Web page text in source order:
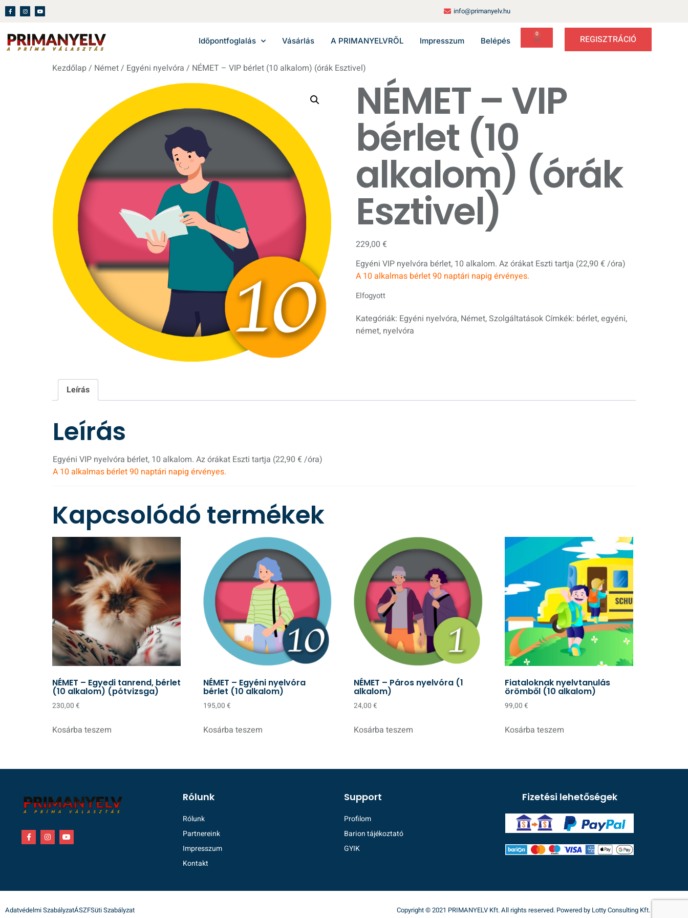
info@primanyelv.hu
Időpontfoglalás Vásárlás A PRIMANYELVRŐL Impresszum Belépés
0 REGISZTRÁCIÓ
Kezdőlap/ Német/ Egyéni nyelvóra / NÉMET – VIP bérlet (10 alkalom) (órák Esztivel)
NÉMET – VIP
bérlet (10
alkalom) (órák
Esztivel)
229,00 €
Egyéni VIP nyelvóra bérlet, 10 alkalom. Az órákat Eszti tartja (22,90 € /óra)
A 10 alkalmas bérlet 90 naptári napig érvényes.
Elfogyott
Kategóriák: Egyéni nyelvóra, Német,Szolgáltatások Címkék: bérlet,egyéni,
német, nyelvóra
Leírás
Leírás
Egyéni VIP nyelvóra bérlet, 10 alkalom. Az órákat Eszti tartja (22,90 € /óra)
A 10 alkalmas bérlet 90 naptári napig érvényes.
Kapcsolódó termékek
NÉMET – Egyedi tanrend, bérlet
(10 alkalom) (pótvizsga)
230,00 €
Kosárba teszem
NÉMET – Egyéni nyelvóra
bérlet (10 alkalom)
195,00 €
Kosárba teszem
NÉMET – Páros nyelvóra (1
alkalom)
24,00€
Kosárba teszem
Fiataloknak nyelvtanulás
örömből (10 alkalom)
99,00€
Kosárba teszem
Rólunk
Rólunk
Partnereink
Impresszum
Kontakt
Support
Profilom
Barion tájékoztató
GYIK
Fizetési lehetőségek
Adatvédelmi SzabályzatÁSZFSüti Szabályzat Copyright © 2021 PRIMANYELV Kft. All rights reserved. Powered by Lotty Consulting Kft.